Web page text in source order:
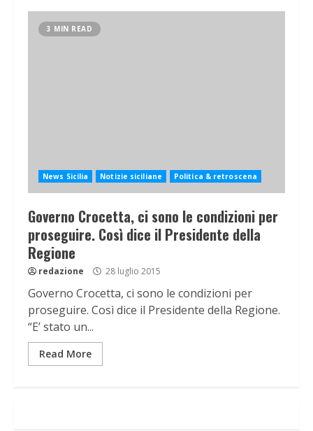
3 MIN READ
News Sicilia Notizie siciliane Politica & retroscena
Governo Crocetta, ci sono le condizioni per
proseguire. Così dice il Presidente della
Regione
redazione 28 luglio 2015
Governo Crocetta, ci sono le condizioni per
proseguire. Così dice il Presidente della Regione.
“E’ stato un...
Read More